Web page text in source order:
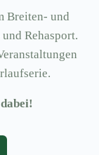
Breiten- und
Rehasport.